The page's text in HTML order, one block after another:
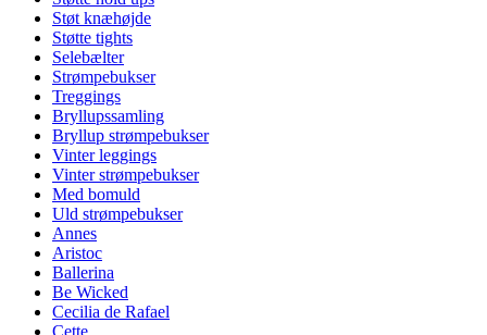
Støt knæhøjde
Støtte tights
Selebælter
Strømpebukser
Treggings
Bryllupssamling
Bryllup strømpebukser
Vinter leggings
Vinter strømpebukser
Med bomuld
Uld strømpebukser
Annes
Aristoc
Ballerina
Be Wicked
Cecilia de Rafael
Cette